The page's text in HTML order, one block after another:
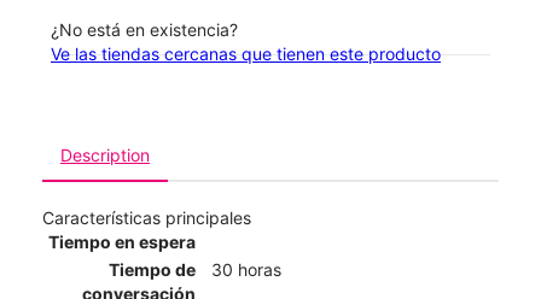
¿No está en existencia?
Ve las tiendas cercanas que tienen este producto
Description
Características principales
Tiempo en espera
Tiempo de
conversación
30 horas